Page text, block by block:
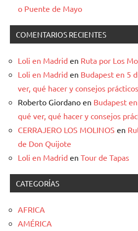
o Puente de Mayo
COMENTARIOS RECIENTES
Loli en Madrid en Ruta por Los
Loli en Madrid en Budapest en 5
ver, qué hacer y consejos prácticos
Roberto Giordano en Budapest
qué ver, qué hacer y consejos
CERRAJERO LOS MOLINOS en
de Don Quijote
Loli en Madrid en Tour de Tapas
CATEGORÍAS
AFRICA
AMÉRICA